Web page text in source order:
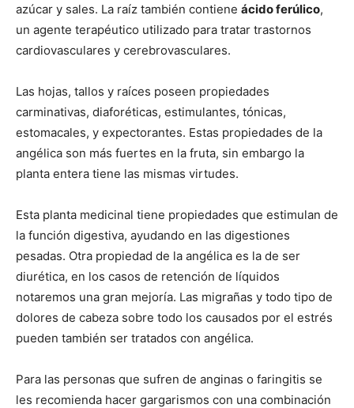
azúcar y sales. La raíz también contiene ácido ferúlico,
un agente terapéutico utilizado para tratar trastornos
cardiovasculares y cerebrovasculares.
Las hojas, tallos y raíces poseen propiedades
carminativas, diaforéticas, estimulantes, tónicas,
estomacales, y expectorantes. Estas propiedades de la
angélica son más fuertes en la fruta, sin embargo la
planta entera tiene las mismas virtudes.
Esta planta medicinal tiene propiedades que estimulan de
la función digestiva, ayudando en las digestiones
pesadas. Otra propiedad de la angélica es la de ser
diurética, en los casos de retención de líquidos
notaremos una gran mejoría. Las migrañas y todo tipo de
dolores de cabeza sobre todo los causados por el estrés
pueden también ser tratados con angélica.
Para las personas que sufren de anginas o faringitis se
les recomienda hacer gargarismos con una combinación